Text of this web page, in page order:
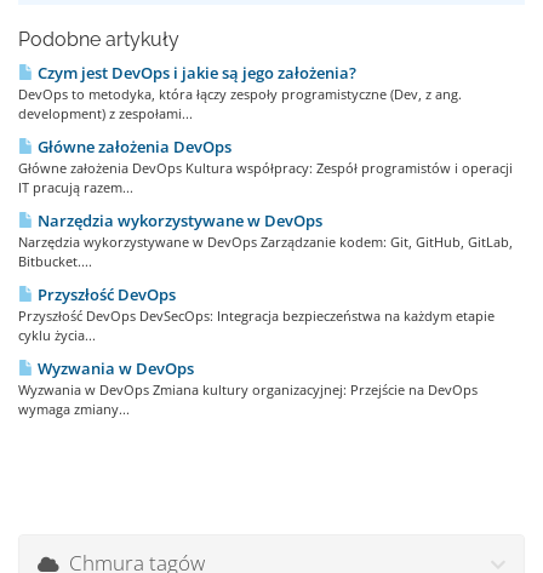
Podobne artykuły
Czym jest DevOps i jakie są jego założenia?
DevOps to metodyka, która łączy zespoły programistyczne (Dev, z ang.
development) z zespołami...
Główne założenia DevOps
Główne założenia DevOps Kultura współpracy: Zespół programistów i operacji
IT pracują razem...
Narzędzia wykorzystywane w DevOps
Narzędzia wykorzystywane w DevOps Zarządzanie kodem: Git, GitHub, GitLab,
Bitbucket....
Przyszłość DevOps
Przyszłość DevOps DevSecOps: Integracja bezpieczeństwa na każdym etapie
cyklu życia...
Wyzwania w DevOps
Wyzwania w DevOps Zmiana kultury organizacyjnej: Przejście na DevOps
wymaga zmiany...
Chmura tagów